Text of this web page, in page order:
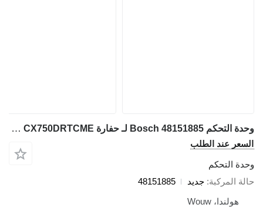
وحدة التحكم Bosch 48151885 لـ حفارة Case CX210DLC CX210DNLC CX750DRTC CX210DLCLR CX750DRTCME
السعر عند الطلب
وحدة التحكم
حالة المركبة جديد
48151885
هولندا، Wouw